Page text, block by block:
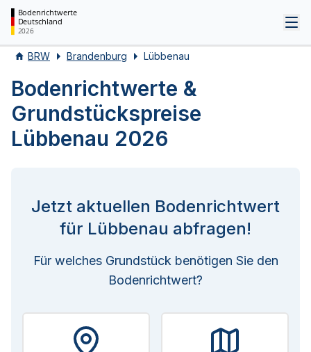
Bodenrichtwerte
Deutschland
2026
BRW Brandenburg Lübbenau
Bodenrichtwerte &
Grundstückspreise
Lübbenau 2026
Jetzt aktuellen Bodenrichtwert
für Lübbenau abfragen!
Für welches Grundstück benötigen Sie den
Bodenrichtwert?